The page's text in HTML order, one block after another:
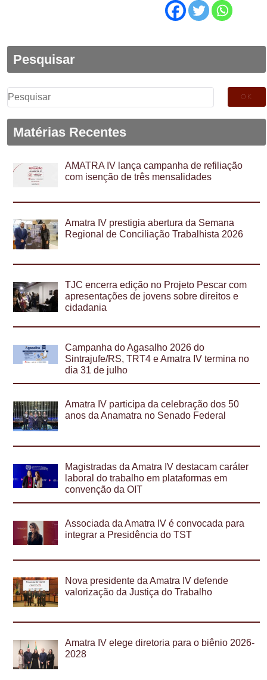
Pesquisar
Pesquisar
por:
Matérias Recentes
AMATRA IV lança campanha de refiliação
com isenção de três mensalidades
Amatra IV prestigia abertura da Semana
Regional de Conciliação Trabalhista 2026
TJC encerra edição no Projeto Pescar com
apresentações de jovens sobre direitos e
cidadania
Campanha do Agasalho 2026 do
Sintrajufe/RS, TRT4 e Amatra IV termina no
dia 31 de julho
Amatra IV participa da celebração dos 50
anos da Anamatra no Senado Federal
Magistradas da Amatra IV destacam caráter
laboral do trabalho em plataformas em
convenção da OIT
Associada da Amatra IV é convocada para
integrar a Presidência do TST
Nova presidente da Amatra IV defende
valorização da Justiça do Trabalho
Amatra IV elege diretoria para o biênio 2026-
2028